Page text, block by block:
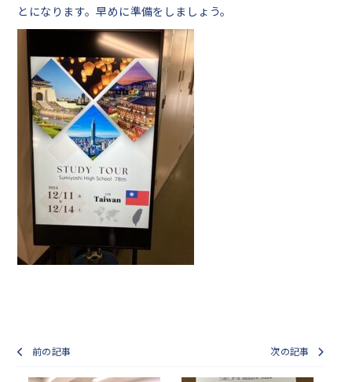
とになります。早めに準備をしましょう。
前の記事 次の記事